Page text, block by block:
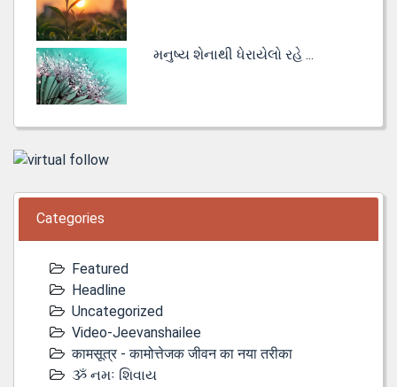
મનુષ્ય શેનાથી ધેરાયેલો રહે ...
Categories
Featured
Headline
Uncategorized
Video-Jeevanshailee
कामसूत्र - कामोत्तेजक जीवन का नया तरीका
ૐ નમઃ શિવાય